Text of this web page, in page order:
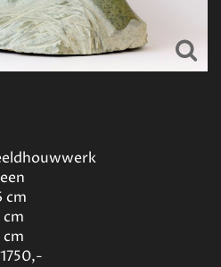
cm
cm
cm
1750,-